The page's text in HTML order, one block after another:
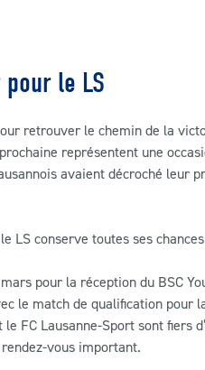
le LS
retrouver le chemin de la
représentent une
avaient décroché leur
LS conserve toutes ses
pour la réception du BSC
le match de qualification pour
FC Lausanne-Sport sont
vous important.